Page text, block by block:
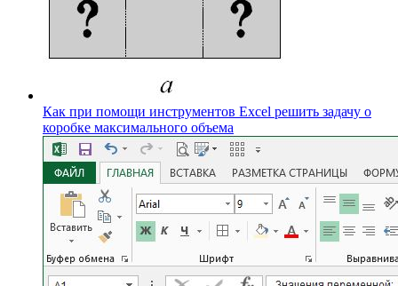
Как при помощи инструментов Excel решить задачу о
коробке максимального объема